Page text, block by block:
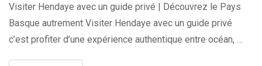
Visiter Hendaye avec un guide privé | Découvrez le Pays
Basque autrement Visiter Hendaye avec un guide privé
c’est profiter d’une expérience authentique entre océan, …